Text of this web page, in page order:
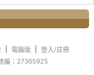
電腦版
登入/註冊
編：27365925